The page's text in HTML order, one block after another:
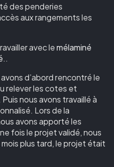
des penderies
aux rangements les
avec lemélaminé
..
d’abord rencontré le
relever les cotes et
nous avons travaillé à
Lors de la
avons apporté les
fois le projet validé, nous
plus tard, le projet était